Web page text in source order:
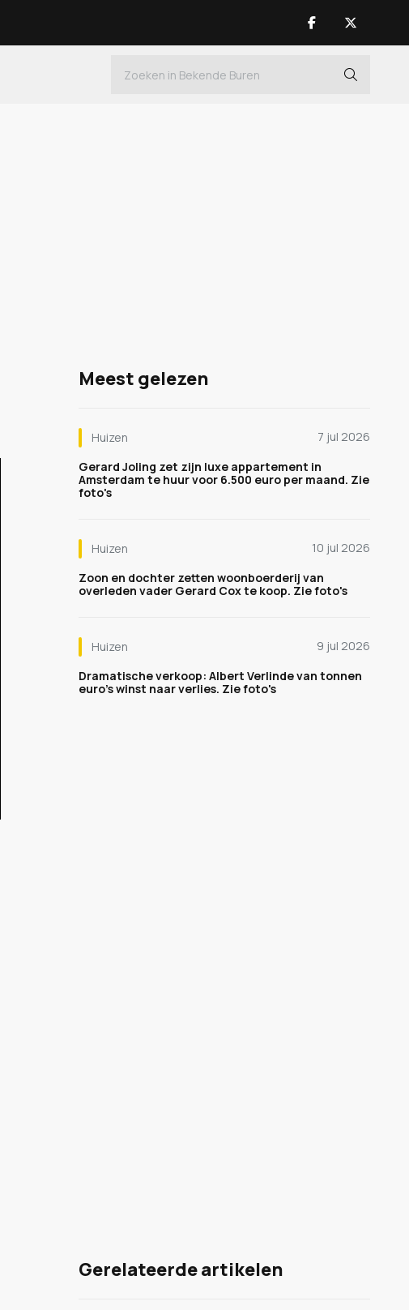
Meest gelezen
Huizen
7 jul 2026
Gerard Joling zet zijn luxe appartement in
Amsterdam te huur voor 6.500 euro per maand. Zie
foto's
Huizen
10 jul 2026
Zoon en dochter zetten woonboerderij van
overleden vader Gerard Cox te koop. Zie foto's
Huizen
9 jul 2026
Dramatische verkoop: Albert Verlinde van tonnen
euro's winst naar verlies. Zie foto's
Gerelateerde artikelen